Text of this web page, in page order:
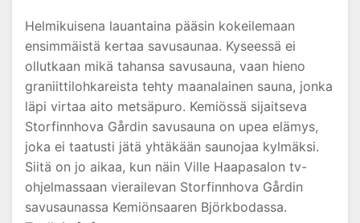
Helmikuisena lauantaina pääsin kokeilemaan
ensimmäistä kertaa savusaunaa. Kyseessä ei
ollutkaan mikä tahansa savusauna, vaan hieno
graniittilohkareista tehty maanalainen sauna, jonka
läpi virtaa aito metsäpuro. Kemiössä sijaitseva
Storfinnhova Gårdin savusauna on upea elämys,
joka ei taatusti jätä yhtäkään saunojaa kylmäksi.
Siitä on jo aikaa, kun näin Ville Haapasalon tv-
ohjelmassaan vierailevan Storfinnhova Gårdin
savusaunassa Kemiönsaaren Björkbodassa.